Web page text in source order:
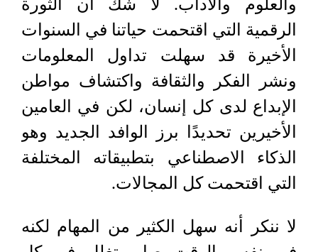
والعلوم والآداب. لا شك أن الثورة
الرقمية التي اقتحمت حياتنا في السنوات
الأخيرة قد سهلت تداول المعلومات
ونشر الفكر والثقافة واكتشاف مواطن
الإبداع لدى كل إنسان، لكن في العامين
الأخيرين تحديدًا برز الوافد الجديد وهو
الذكاء الاصطناعي بتطبيقاته المختلفة
التي اقتحمت كل المجالات.
لا ننكر أنه سهل الكثير من المهام لكنه